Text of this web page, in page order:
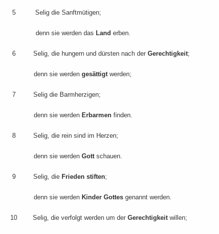
5 Selig die Sanftmütigen;
denn sie werden das Land erben.
6 Selig, die hungern und dürsten nach derGerechtigkeit;
denn sie werdengesättigtwerden;
7 Selig die Barmherzigen;
denn sie werden Erbarmen finden.
8 Selig, die rein sind im Herzen;
denn sie werdenGottschauen.
9 Selig, die Frieden stiften;
denn sie werden Kinder Gottes genannt werden.
10 Selig, die verfolgt werden um derGerechtigkeitwillen;